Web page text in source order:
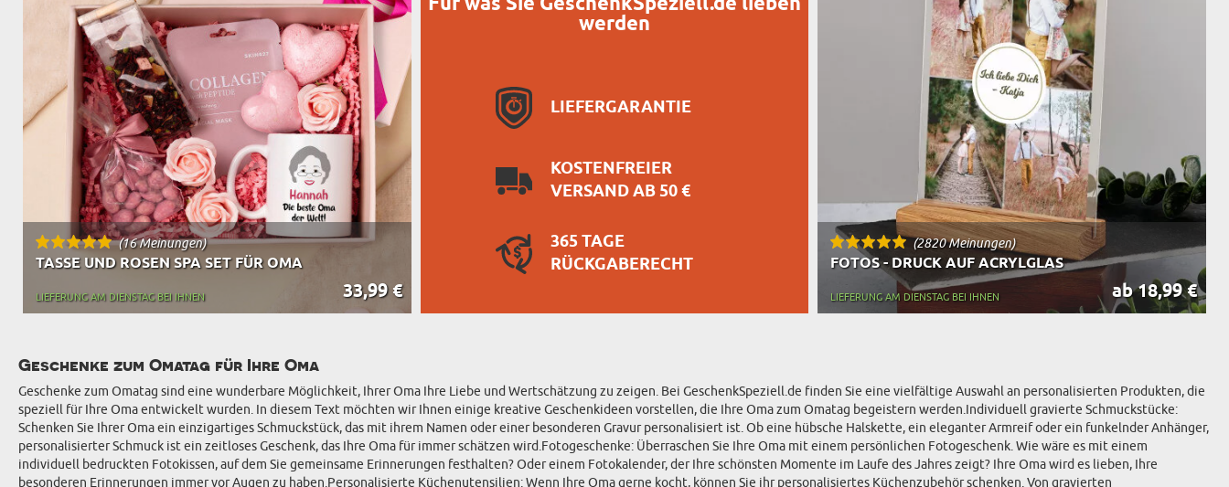
werden
LIEFERGARANTIE
KOSTENFREIER
VERSAND AB 50 €
365 TAGE
RÜCKGABERECHT
(16 Meinungen)
TASSE UND ROSEN SPA SET FÜR OMA
33,99 €
LIEFERUNG AM DIENSTAG BEI IHNEN
(2820 Meinungen)
FOTOS - DRUCK AUF ACRYLGLAS
ab 18,99 €
LIEFERUNG AM DIENSTAG BEI IHNEN
Geschenke zum Omatag für Ihre Oma
Geschenke zum Omatag sind eine wunderbare Möglichkeit, Ihrer Oma Ihre Liebe und Wertschätzung zu zeigen. Bei GeschenkSpeziell.de finden Sie eine vielfältige Auswahl an personalisierten Produkten, die
speziell für Ihre Oma entwickelt wurden. In diesem Text möchten wir Ihnen einige kreative Geschenkideen vorstellen, die Ihre Oma zum Omatag begeistern werden.Individuell gravierte Schmuckstücke:
Schenken Sie Ihrer Oma ein einzigartiges Schmuckstück, das mit ihrem Namen oder einer besonderen Gravur personalisiert ist. Ob eine hübsche Halskette, ein eleganter Armreif oder ein funkelnder Anhänger,
personalisierter Schmuck ist ein zeitloses Geschenk, das Ihre Oma für immer schätzen wird.Fotogeschenke: Überraschen Sie Ihre Oma mit einem persönlichen Fotogeschenk. Wie wäre es mit einem
individuell bedruckten Fotokissen, auf dem Sie gemeinsame Erinnerungen festhalten? Oder einem Fotokalender, der Ihre schönsten Momente im Laufe des Jahres zeigt? Ihre Oma wird es lieben, Ihre
besonderen Erinnerungen immer vor Augen zu haben.Personalisierte Küchenutensilien: Wenn Ihre Oma gerne kocht, können Sie ihr personalisiertes Küchenzubehör schenken. Von gravierten